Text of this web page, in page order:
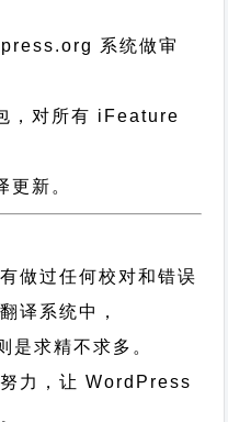
系统做审
，对所有 iFeature
更新。
做过任何校对和错误
译系统中，
是求精不求多。
力，让 WordPress